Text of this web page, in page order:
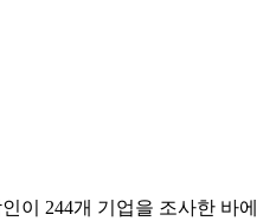
이 244개 기업을 조사한 바에